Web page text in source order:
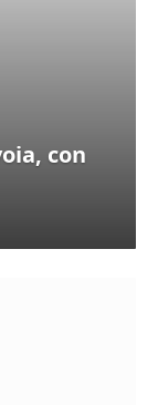
con